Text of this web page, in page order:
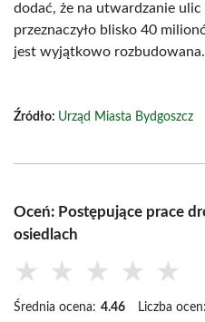
dodać, że na utwardzanie
przeznaczyło blisko 40
jest wyjątkowo rozbudowana.
Źródło: Urząd Miasta Bydgoszcz
Oceń: Postępujące prace
osiedlach
★ ★ ★ ★ ★
Średnia ocena: 4.46 Liczba ocen: